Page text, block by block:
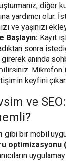
diğer
yardımcı olur.
ve yaşınızı
Başlayın: Kayıt
sonra
girerek anında
Mikrofon
keyfini
ve
gibi bir mobil
optimizasyonu